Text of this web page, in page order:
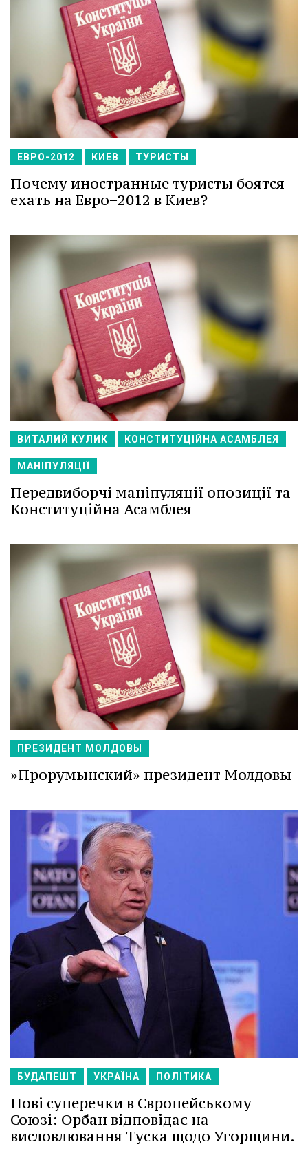
ЕВРО-2012 КИЕВ ТУРИСТЫ
Почему иностранные туристы боятся
ехать на Евро−2012 в Киев?
ВИТАЛИЙ КУЛИК КОНСТИТУЦІЙНА АСАМБЛЕЯ
МАНІПУЛЯЦІЇ
Передвиборчі маніпуляції опозиції та
Конституційна Асамблея
ПРЕЗИДЕНТ МОЛДОВЫ
»Прорумынский» президент Молдовы
БУДАПЕШТ УКРАЇНА ПОЛІТИКА
Нові суперечки в Європейському
Союзі: Орбан відповідає на
висловлювання Туска щодо Угорщини.